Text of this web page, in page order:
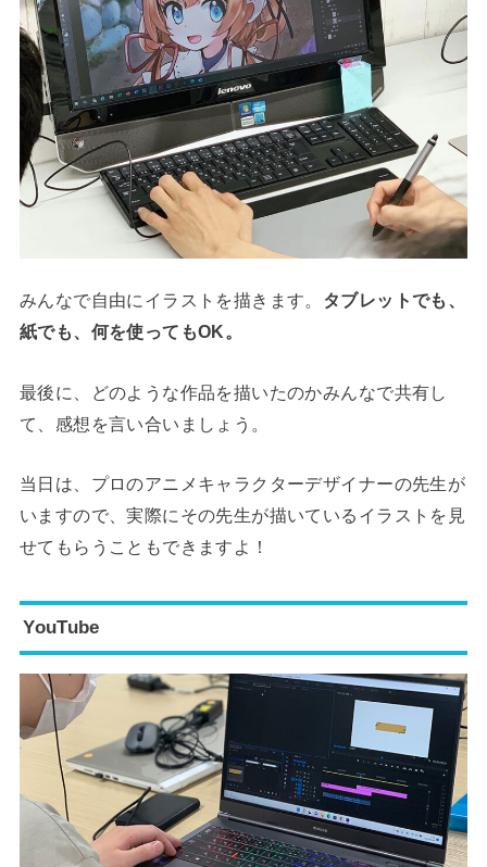
みんなで自由にイラストを描きます。 タブレットでも、
紙でも、何を使ってもOK。
最後に、どのような作品を描いたのかみんなで共有し
て、感想を言い合いましょう。
当日は、プロのアニメキャラクターデザイナーの先生が
いますので、実際にその先生が描いているイラストを見
せてもらうこともできますよ！
YouTube